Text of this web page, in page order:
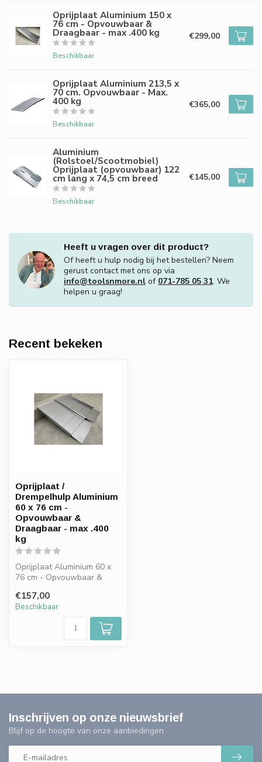
Oprijplaat Aluminium 150 x
76 cm - Opvouwbaar &
Draagbaar - max .400 kg
Beschikbaar
€299,00
Oprijplaat Aluminium 213,5 x
70 cm. Opvouwbaar - Max.
400 kg
Beschikbaar
€365,00
Aluminium
(Rolstoel/Scootmobiel)
Oprijplaat (opvouwbaar) 122
cm lang x 74,5 cm breed
Beschikbaar
€145,00
Heeft u vragen over dit product?
Of heeft u hulp nodig bij het bestellen? Neem
gerust contact met ons op via
info@toolsnmore.nl of 071-785 05 31. We
helpen u graag!
Recent bekeken
Oprijplaat /
Drempelhulp Aluminium
60 x 76 cm -
Opvouwbaar &
Draagbaar - max .400
kg
Oprijplaat Aluminium 60 x
76 cm - Opvouwbaar &
€157,00
Beschikbaar
Inschrijven op onze nieuwsbrief
Blijf op de hoogte van onze aanbiedingen